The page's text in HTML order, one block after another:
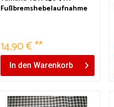
Fußbremshebelaufnahme
14,90 € **
In den Warenkorb